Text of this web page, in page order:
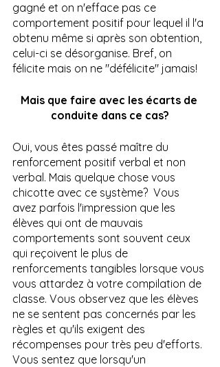
gagné et on n'efface pas ce
comportement positif pour lequel il l'a
obtenu même si après son obtention,
celui-ci se désorganise. Bref, on
félicite mais on ne "défélicite" jamais!
Mais que faire avec les écarts de
conduite dans ce cas?
Oui, vous êtes passé maître du
renforcement positif verbal et non
verbal. Mais quelque chose vous
chicotte avec ce système?  Vous
avez parfois l'impression que les
élèves qui ont de mauvais
comportements sont souvent ceux
qui reçoivent le plus de
renforcements tangibles lorsque vous
vous attardez à votre compilation de
classe. Vous observez que les élèves
ne se sentent pas concernés par les
règles et qu'ils exigent des
récompenses pour très peu d'efforts.
Vous sentez que lorsqu'un